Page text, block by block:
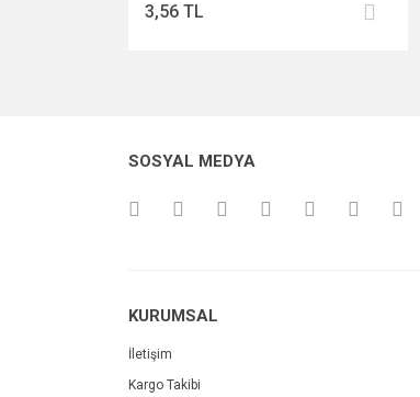
3,56 TL
SOSYAL MEDYA
KURUMSAL
İletişim
Kargo Takibi